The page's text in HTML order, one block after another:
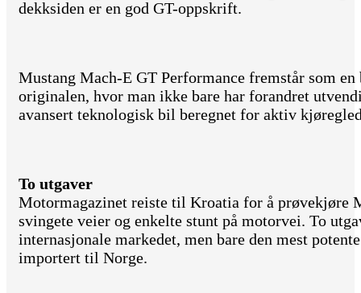
dekksiden er en god GT-oppskrift.
Mustang Mach-E GT Performance fremstår som
originalen, hvor man ikke bare har forandret
avansert teknologisk bil beregnet for aktiv
To utgaver
Motormagazinet reiste til Kroatia for å prøvekjøre
svingete veier og enkelte stunt på motorvei. To
internasjonale markedet, men bare den mest
importert til Norge.